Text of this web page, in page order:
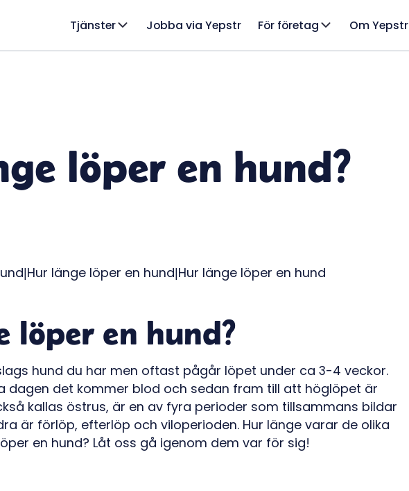
Tjänster Jobba via Yepstr För företag Om Yepstr
löper en hund?
löper en hund?
hund du har men oftast pågår löpet under ca 3-4 veckor.
dagen det kommer blod och sedan fram till att höglöpet är
kallas östrus, är en av fyra perioder som tillsammans bildar
är förlöp, efterlöp och viloperioden. Hur länge varar de olika
en hund? Låt oss gå igenom dem var för sig!